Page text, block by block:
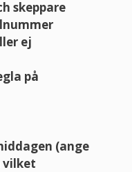
skeppare
ej
på
(ange
vilket